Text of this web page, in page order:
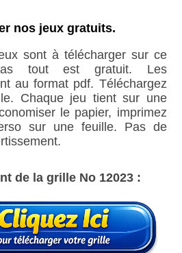
nos jeux gratuits.
sont à télécharger sur ce
tout est gratuit. Les
au format pdf. Téléchargez
Chaque jeu tient sur une
le papier, imprimez
sur une feuille. Pas de
de la grille No 12023 :